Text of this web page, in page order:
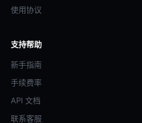
使用协议
支持帮助
新手指南
手续费率
API 文档
联系客服